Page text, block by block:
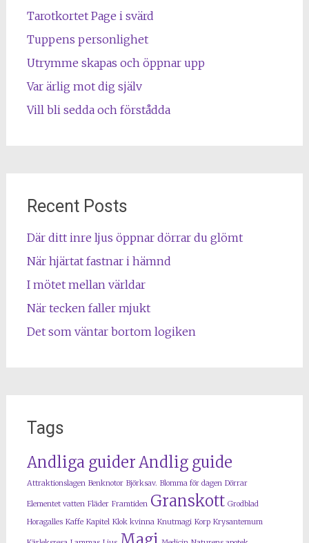
Tarotkortet Page i svärd
Tuppens personlighet
Utrymme skapas och öppnar upp
Var ärlig mot dig själv
Vill bli sedda och förstådda
Recent Posts
Där ditt inre ljus öppnar dörrar du glömt
När hjärtat fastnar i hämnd
I mötet mellan världar
När tecken faller mjukt
Det som väntar bortom logiken
Tags
Andliga guiderAndlig guide
Attraktionslagen Benknotor Björksav. Blomma för dagen Dörrar
Elementet vatten Fläder Framtiden Granskott Grodblad
Horagalles Kaffe Kapitel Klok kvinna Knutmagi Korp Krysantemum